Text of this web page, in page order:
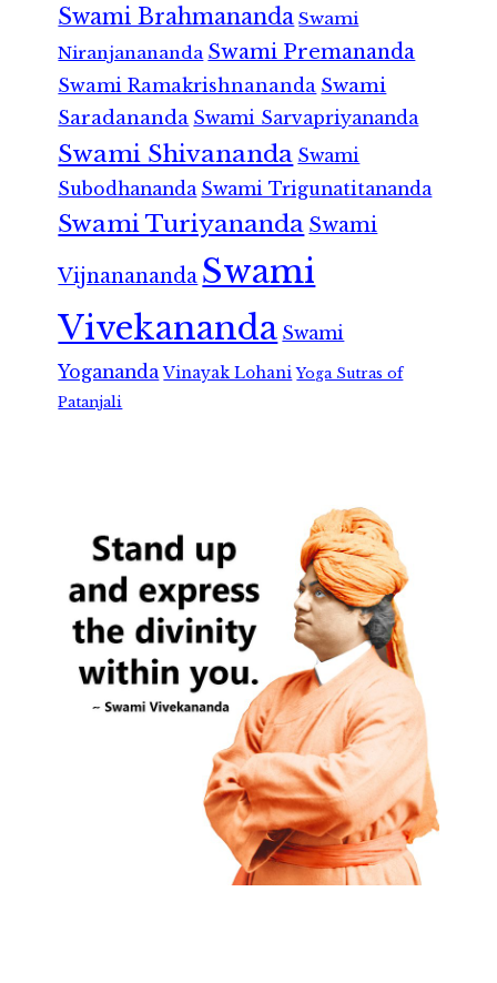
Swami Brahmananda Swami
Niranjanananda Swami Premananda
Swami Ramakrishnananda Swami
Saradananda Swami Sarvapriyananda
Swami Shivananda Swami
Subodhananda Swami Trigunatitananda
Swami Turiyananda Swami
Vijnanananda Swami
Vivekananda Swami
Yogananda Vinayak Lohani Yoga Sutras of
Patanjali